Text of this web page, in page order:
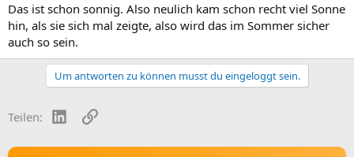
Das ist schon sonnig. Also neulich kam schon recht viel Sonne
hin, als sie sich mal zeigte, also wird das im Sommer sicher
auch so sein.
Um antworten zu können musst du eingeloggt sein.
Teilen: LinkedInLink